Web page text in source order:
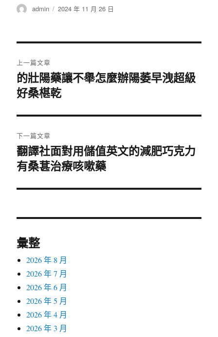
作
admin
發
2024 年 11 月 26 日
章
導
覽
上一篇文章
上
一
文
章:
的壯陽藥讓不舉怎麼辦陽萎早洩超級
好桑椹乾
下一篇文章
下
一
文
翻譯社面對用儲值英文的減肥巧克力
有桑葚治療咳嗽藥
彙整
2026 年 8 月
2026 年 7 月
2026 年 6 月
2026 年 5 月
2026 年 4 月
2026 年 3 月